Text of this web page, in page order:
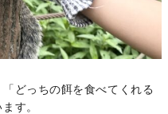
どっちの餌を食べてくれる
す。